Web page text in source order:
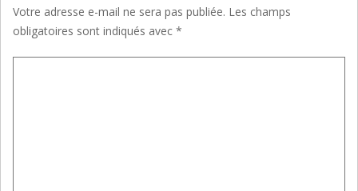
Votre adresse e-mail ne sera pas publiée. Les champs
obligatoires sont indiqués avec *